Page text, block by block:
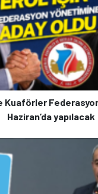
Kuaförler
Haziran’da yapılacak